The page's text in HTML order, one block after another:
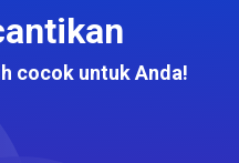
cocok untuk Anda!